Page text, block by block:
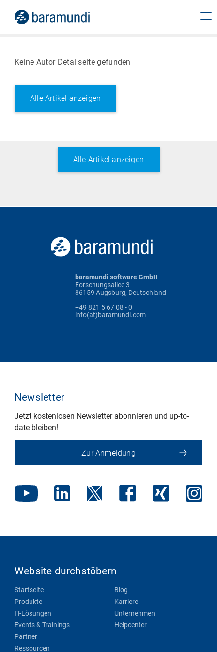
Keine Autor Detailseite gefunden
Alle Artikel anzeigen
Alle Artikel anzeigen
baramundi software GmbH
Forschungsallee 3
86159 Augsburg, Deutschland
+49 821 5 67 08 - 0
info(at)baramundi.com
Newsletter
Jetzt kostenlosen Newsletter abonnieren und up-to-
date bleiben!
Zur Anmeldung
Website durchstöbern
Startseite
Produkte
IT-Lösungen
Events & Trainings
Partner
Ressourcen
Blog
Karriere
Unternehmen
Helpcenter